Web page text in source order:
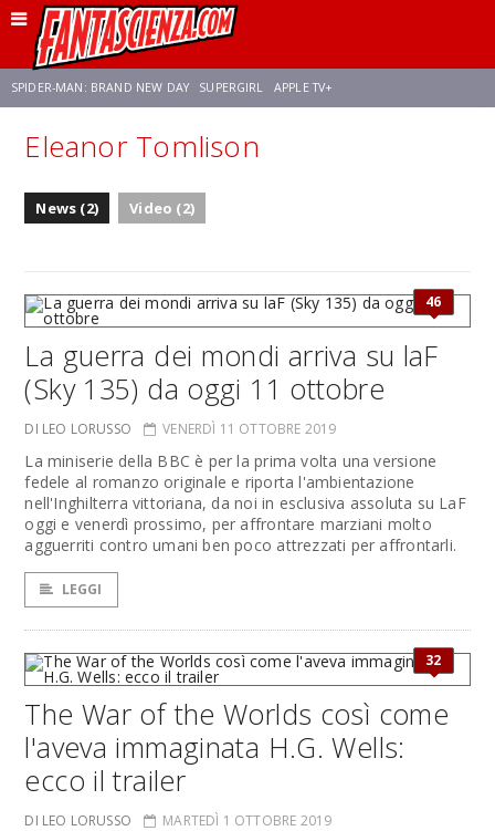
SPIDER-MAN: BRAND NEW DAY SUPERGIRL APPLE TV+
FRANCO RICCIARDIELLO ZENDAYA STAR TREK
Eleanor Tomlison
News (2) Video (2)
46
La guerra dei mondi arriva su laF
(Sky 135) da oggi 11 ottobre
DI LEO LORUSSO VENERDÌ 11 OTTOBRE 2019
La miniserie della BBC è per la prima volta una versione
fedele al romanzo originale e riporta l'ambientazione
nell'Inghilterra vittoriana, da noi in esclusiva assoluta su LaF
oggi e venerdì prossimo, per affrontare marziani molto
agguerriti contro umani ben poco attrezzati per affrontarli.
LEGGI
32
The War of the Worlds così come
l'aveva immaginata H.G. Wells:
ecco il trailer
DI LEO LORUSSO MARTEDÌ 1 OTTOBRE 2019